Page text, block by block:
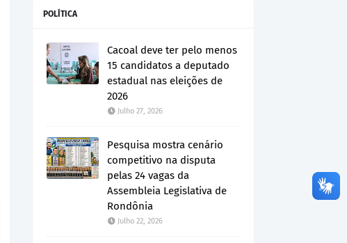
POLÍTICA
Cacoal deve ter pelo menos
15 candidatos a deputado
estadual nas eleições de
2026
Julho 27, 2026
Pesquisa mostra cenário
competitivo na disputa
pelas 24 vagas da
Assembleia Legislativa de
Rondônia
Julho 22, 2026